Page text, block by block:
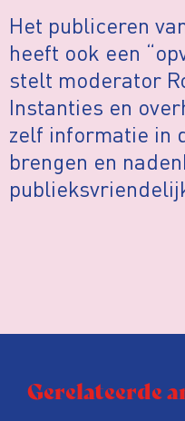
Het publiceren
heeft ook een
stelt moderator
Instanties en
zelf informatie in
brengen en
Gerelateerde